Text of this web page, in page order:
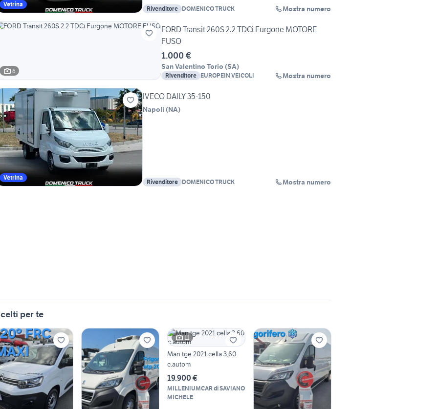
Vetrina
Rivenditore DOMENICO TRUCK Mostra numero
6
FORD Transit 260S 2.2 TDCi Furgone MOTORE
FUSO
1.000 €
San Valentino Torio (SA)
Rivenditore EUROPEIN VEICOLI Mostra numero
Vetrina
IVECO DAILY 35-150
Napoli (NA)
Rivenditore DOMENICO TRUCK Mostra numero
per te
11
Man tge 2021 cella 3,60
c.autom
19.900 €
MILLENIUMCAR di SAVIANO
MICHELE